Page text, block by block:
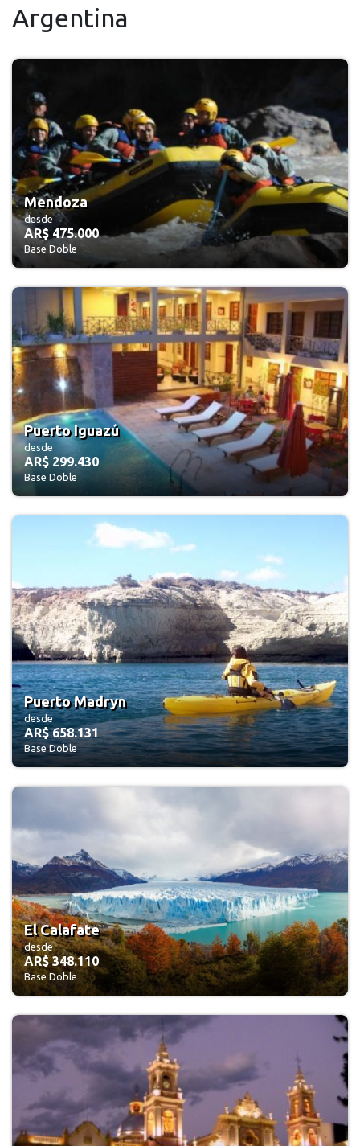
Argentina
Mendoza
desde
AR$ 475.000
Base Doble
Puerto Iguazú
desde
AR$ 299.430
Base Doble
Puerto Madryn
desde
AR$ 658.131
Base Doble
El Calafate
desde
AR$ 348.110
Base Doble